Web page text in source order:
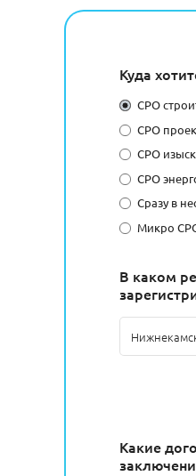
Куда
СРО
СРО
СРО
СРО
Сразу в
Микро
В каком
Какие